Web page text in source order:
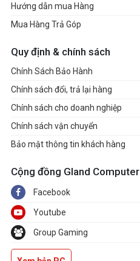
Hướng dẫn mua Hàng
Mua Hàng Trả Góp
Quy định & chính sách
Chính Sách Bảo Hành
Chính sách đổi, trả lại hàng
Chính sách cho doanh nghiệp
Chính sách vận chuyển
Bảo mật thông tin khách hàng
Cộng đồng Gland Computer
Facebook
Youtube
Group Gaming